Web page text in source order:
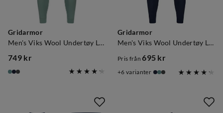
Gridarmor
Men's Viks Wool Undertøy Longs Green Bay
price
749 kr
Gridarmor
Men's Viks Wool Undertøy Longs Navy Blazer
price
Pris från695 kr
6 varianter